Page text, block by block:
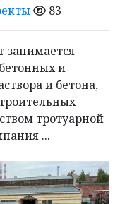
83
занимается
и
и бетона,
тротуарной
...